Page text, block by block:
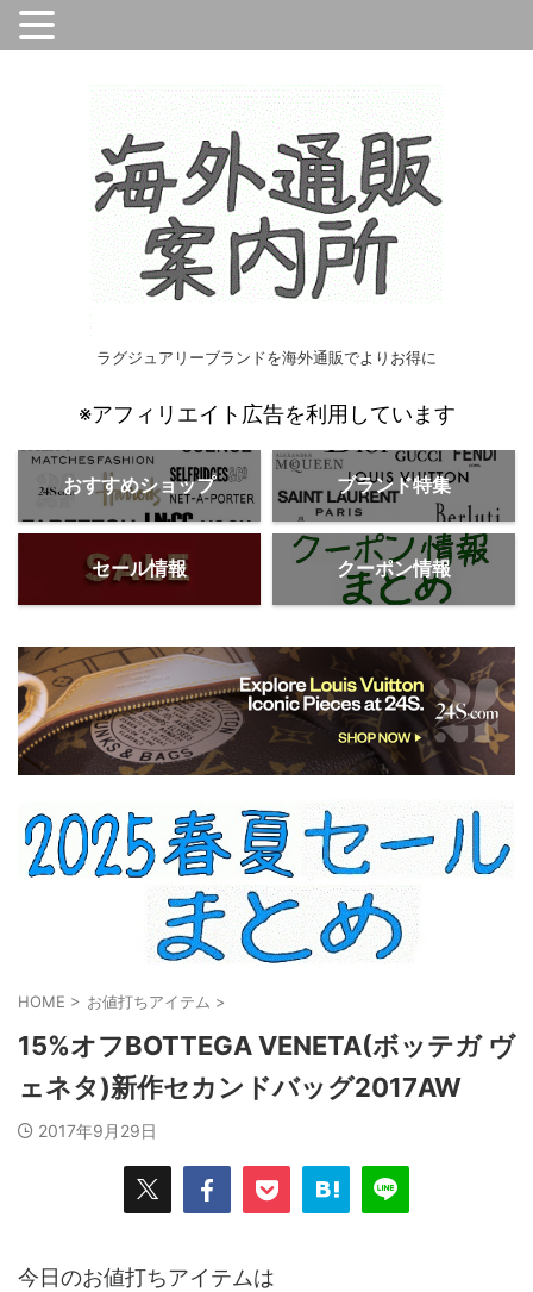
ラグジュアリーブランドを海外通販でよりお得に
※アフィリエイト広告を利用しています
おすすめショップ ブランド特集
セール情報 クーポン情報
HOME > お値打ちアイテム >
15%オフBOTTEGA VENETA(ボッテガ ヴ
ェネタ)新作セカンドバッグ2017AW
2017年9月29日
今日のお値打ちアイテムは